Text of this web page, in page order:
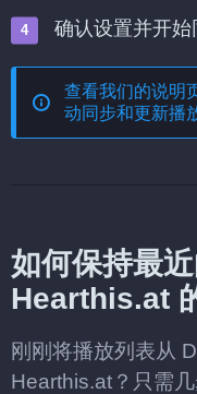
确认设置并开
查看我们的说明
动同步和更新播
如何保持最
Hearthis.at
刚刚将播放列表从
Hearthis.at？只需